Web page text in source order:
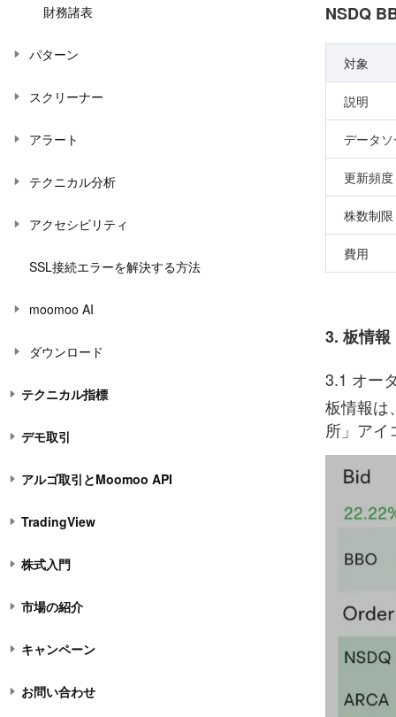
財務諸表
パターン
スクリーナー
アラート
テクニカル分析
アクセシビリティ
SSL接続エラーを解決する方法
moomoo AI
ダウンロード
テクニカル指標
デモ取引
アルゴ取引とMoomoo API
TradingView
株式入門
市場の紹介
キャンペーン
お問い合わせ
NSDQ
対象
説明
データ
更新頻度
株数制限
費用
3. 板情報
3.1 オー
板情報は
所」ア